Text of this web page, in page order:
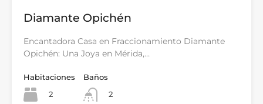
Diamante Opichén
Encantadora Casa en Fraccionamiento Diamante
Opichén: Una Joya en Mérida,…
Habitaciones
2
Baños
2